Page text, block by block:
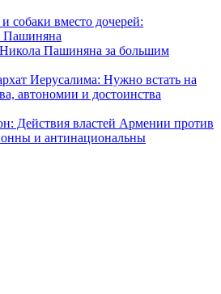
собаки вместо дочерей:
Пашиняна
Никола Пашиняна за большим
Иерусалима: Нужно встать на
автономии и достоинства
Действия властей Армении против
и антинациональны